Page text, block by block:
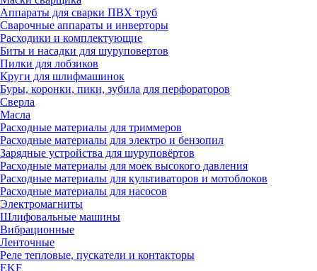
Аппараты для сварки ПВХ труб
Сварочные аппараты и инверторы
Расходики и комплектующие
Биты и насадки для шуруповертов
Пилки для лобзиков
Круги для шлифмашинок
Буры, коронки, пики, зубила для перфораторов
Сверла
Масла
Расходные материалы для триммеров
Расходные материалы для электро и бензопил
Зарядные устройства для шуруповёртов
Расходные материалы для моек высокого давления
Расходные материалы для культиваторов и мотоблоков
Расходные материалы для насосов
Электромагниты
Шлифовальные машины
Вибрационные
Ленточные
Реле тепловые, пускатели и контакторы
EKF